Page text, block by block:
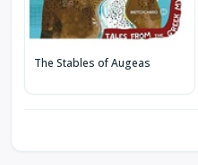
The Stables of Augeas